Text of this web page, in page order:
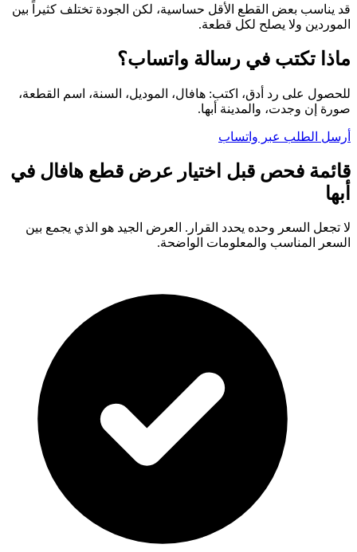
قد يناسب بعض القطع الأقل حساسية، لكن الجودة تختلف كثيراً بين
الموردين ولا يصلح لكل قطعة.
ماذا تكتب في رسالة واتساب؟
للحصول على رد أدق، اكتب: هافال، الموديل، السنة، اسم القطعة،
صورة إن وجدت، والمدينة أبها.
أرسل الطلب عبر واتساب
قائمة فحص قبل اختيار عرض قطع هافال في
أبها
لا تجعل السعر وحده يحدد القرار. العرض الجيد هو الذي يجمع بين
السعر المناسب والمعلومات الواضحة.